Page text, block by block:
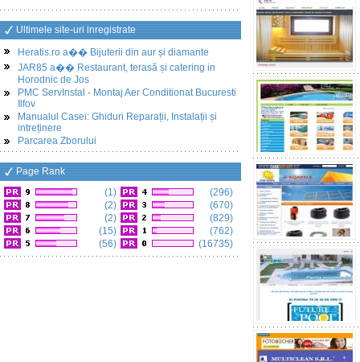
Ultimele site-uri inregistrate
Heratis.ro a�� Bijuterii din aur și diamante
JAR85 a�� Restaurant, terasă și catering in
Horodnic de Jos
PMC ServInstal - Montaj Aer Conditionat Bucuresti
Ilfov
Manualul Casei: Ghiduri Reparații, Instalații și
intreținere
Parcarea Zborului
Page Rank
(1)
(2)
(2)
(15)
(56)
(296)
(670)
(829)
(762)
(16735)